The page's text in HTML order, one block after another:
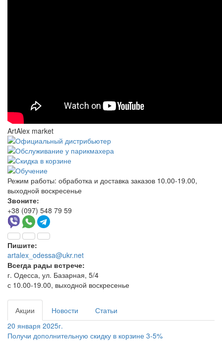
ArtAlex market
Режим работы: обработка и доставка заказов 10.00-19.00,
выходной воскресенье
Звоните:
+38 (097) 548 79 59
Пишите:
artalex_odessa@ukr.net
Всегда рады встрече:
г. Одесса, ул. Базарная, 5/4
с 10.00-19.00, выходной воскресенье
Акции Новости
Статьи
20 января 2025г.
Получи дополнительную скидку в корзине 3-5%